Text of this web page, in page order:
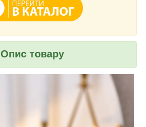
Опис товару